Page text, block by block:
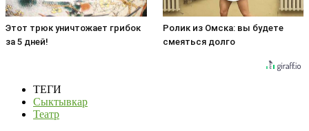
Этот трюк уничтожает грибок
за 5 дней!
Ролик из Омска: вы будете
смеяться долго
ТЕГИ
Сыктывкар
Театр